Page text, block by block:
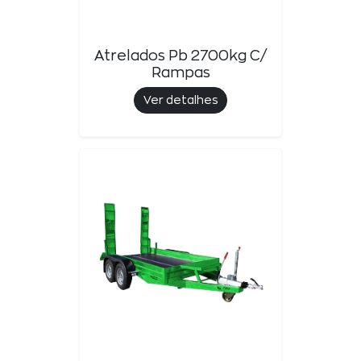
Atrelados Pb 2700kg C/
Rampas
Ver detalhes